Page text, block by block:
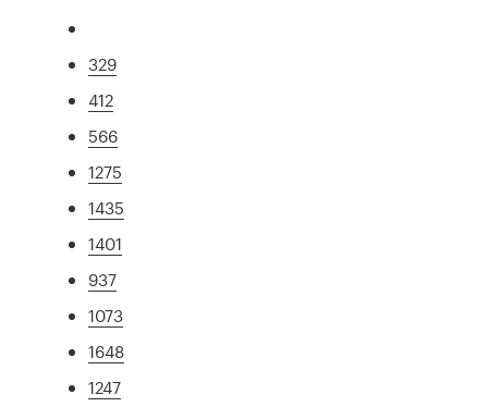
329
412
566
1275
1435
1401
937
1073
1648
1247